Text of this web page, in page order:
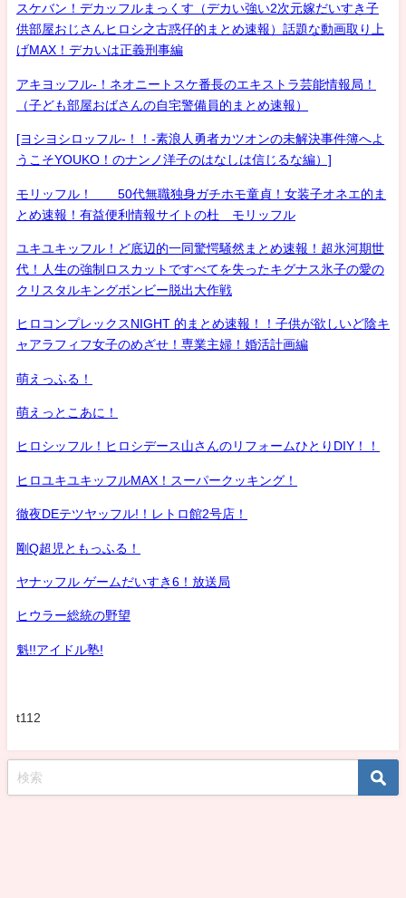
スケバン！デカッフルまっくす（デカい強い2次元嫁だいすき子
供部屋おじさんヒロシ之古惑仔的まとめ速報）話題な動画取り上
げMAX！デカいは正義刑事編
アキヨッフル-！ネオニートスケ番長のエキストラ芸能情報局！
（子ども部屋おばさんの自宅警備員的まとめ速報）
[ヨシヨシロッフル-！！-素浪人勇者カツオンの未解決事件簿へよ
うこそYOUKO！のナンノ洋子のはなしは信じるな編）]
モリッフル！ 50代無職独身ガチホモ童貞！女装子オネエ的ま
とめ速報！有益便利情報サイトの杜 モリッフル
ユキユキッフル！ど底辺的一同驚愕騒然まとめ速報！超氷河期世
代！人生の強制ロスカットですべてを失ったキグナス氷子の愛の
クリスタルキングボンビー脱出大作戦
ヒロコンプレックスNIGHT 的まとめ速報！！子供が欲しいど陰キ
ャアラフィフ女子のめざせ！専業主婦！婚活計画編
萌えっふる！
萌えっとこあに！
ヒロシッフル！ヒロシデース山さんのリフォームひとりDIY！！
ヒロユキユキッフルMAX！スーパークッキング！
徹夜DEテツヤッフル!！レトロ館2号店！
剛Q超児ともっふる！
ヤナッフル ゲームだいすき6！放送局
ヒウラー総統の野望
魁!!アイドル塾!
t112